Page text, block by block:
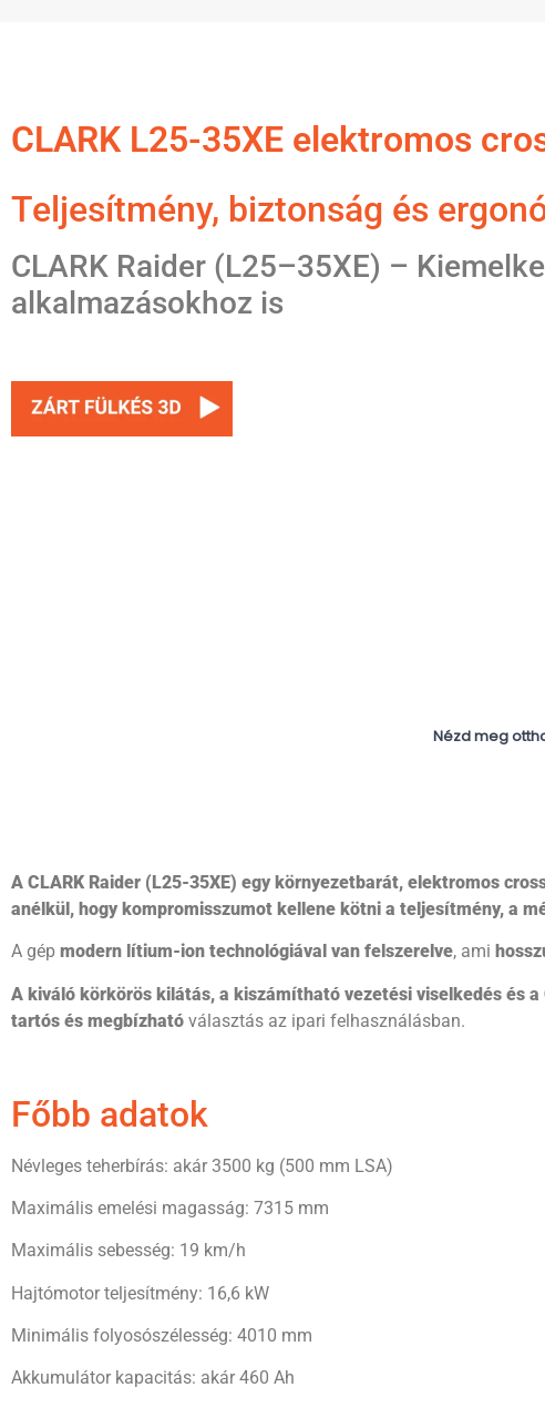
CLARK L25-35XE elektromos
Teljesítmény, biztonság és
CLARK Raider (L25–35XE) –
alkalmazásokhoz is
A CLARK Raider (L25-35XE) egy környezetbarát, elektromos
anélkül, hogy kompromisszumot kellene kötni a teljesítmény, a
A gép modern lítium-ion technológiával van felszerelve, ami
A kiváló körkörös kilátás, a kiszámítható vezetési viselkedés és
tartós és megbízható választás az ipari felhasználásban.
Főbb adatok
Névleges teherbírás: akár 3500 kg (500 mm LSA)
Maximális emelési magasság: 7315 mm
Maximális sebesség: 19 km/h
Hajtómotor teljesítmény: 16,6 kW
Minimális folyosószélesség: 4010 mm
Akkumulátor kapacitás: akár 460 Ah